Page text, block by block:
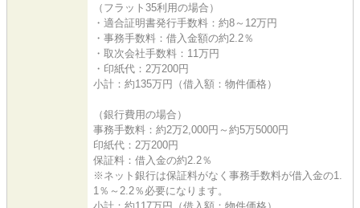
（フラット35利用の場合）
・適合証明書発行手数料：約8～12万円
・事務手数料：借入金額の約2.2％
・取次会社手数料：11万円
・印紙代：2万200円
小計：約135万円（借入額：物件価格）
（銀行費用の場合）
事務手数料：約2万2,000円～約5万5000円
印紙代：2万200円
保証料：借入金の約2.2％
※ネット銀行は保証料がなく事務手数料が借入金の1.
1％～2.2％必要になります。